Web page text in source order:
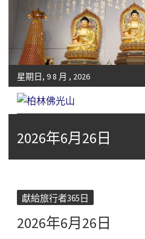
星期日, 9 8 月 , 2026
Fo-Guang-Shan-Tempel, Berlin e.V.
2026年6月26日
獻給旅行者365日
2026年6月26日